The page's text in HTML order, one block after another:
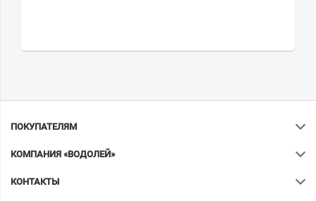
ПОКУПАТЕЛЯМ
КОМПАНИЯ «ВОДОЛЕЙ»
КОНТАКТЫ